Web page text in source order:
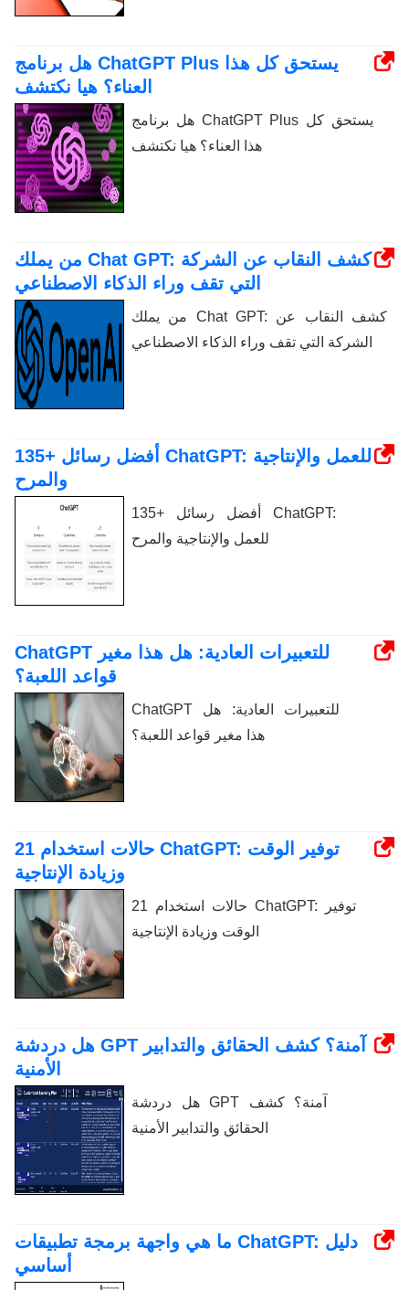
هل برنامج ChatGPT Plus يستحق كل هذا
العناء؟ هيا نكتشف
هل برنامج ChatGPT Plus يستحق كل
هذا العناء؟ هيا نكتشف
من يملك Chat GPT: كشف النقاب عن الشركة
التي تقف وراء الذكاء الاصطناعي
من يملك Chat GPT: كشف النقاب عن
الشركة التي تقف وراء الذكاء الاصطناعي
135+ أفضل رسائل ChatGPT: للعمل والإنتاجية
والمرح
135+ أفضل رسائل ChatGPT:
للعمل والإنتاجية والمرح
ChatGPT للتعبيرات العادية: هل هذا مغير
قواعد اللعبة؟
ChatGPT للتعبيرات العادية: هل
هذا مغير قواعد اللعبة؟
21 حالات استخدام ChatGPT: توفير الوقت
وزيادة الإنتاجية
21 حالات استخدام ChatGPT: توفير
الوقت وزيادة الإنتاجية
هل دردشة GPT آمنة؟ كشف الحقائق والتدابير
الأمنية
هل دردشة GPT آمنة؟ كشف
الحقائق والتدابير الأمنية
ما هي واجهة برمجة تطبيقات ChatGPT: دليل
أساسي